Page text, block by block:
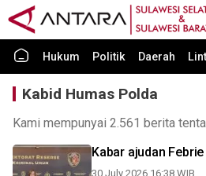
Hukum Politik Daerah
Kabid Humas Polda
Kami mempunyai 2.561 berita
Kabar ajudan
30 July 2026 16:38 WIB